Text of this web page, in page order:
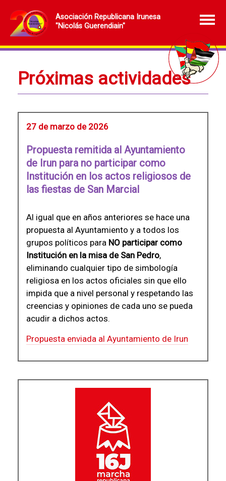
Asociación Republicana Irunesa
"Nicolás Guerendiain"
Próximas actividades
27 de marzo de 2026
Propuesta remitida al Ayuntamiento
de Irun para no participar como
Institución en los actos religiosos de
las fiestas de San Marcial
Al igual que en años anteriores se hace una
propuesta al Ayuntamiento y a todos los
grupos políticos para NO participar como
Institución en la misa de San Pedro,
eliminando cualquier tipo de simbología
religiosa en los actos oficiales sin que ello
impida que a nivel personal y respetando las
creencias y opiniones de cada uno se pueda
acudir a dichos actos.
Propuesta enviada al Ayuntamiento de Irun